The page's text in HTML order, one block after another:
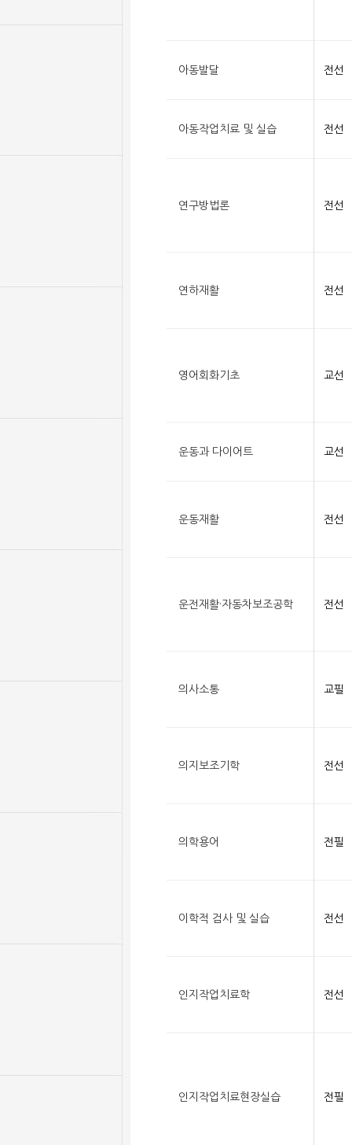
아동발달 전선
아동작업치료 및 실습 전선
연구방법론 전선
연하재활 전선
영어회화기초 교선
운동과 다이어트 교선
운동재활 전선
운전재활·자동차보조공학 전선
의사소통 교필
의지보조기학 전선
의학용어 전필
이학적 검사 및 실습 전선
인지작업치료학 전선
인지작업치료현장실습 전필